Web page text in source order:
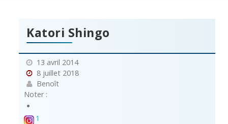
Katori Shingo
13 avril 2014
8 juillet 2018
Benoît
Noter :
1